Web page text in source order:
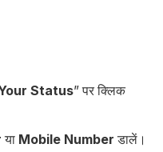
Status” पर क्लिक
या Mobile Number डालें।